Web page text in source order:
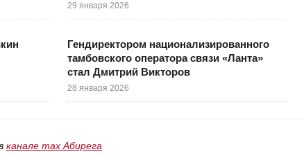
29 января 2026
Гендиректором национализированного
тамбовского оператора связи «Ланта»
стал Дмитрий Викторов
28 января 2026
канале max Абирега